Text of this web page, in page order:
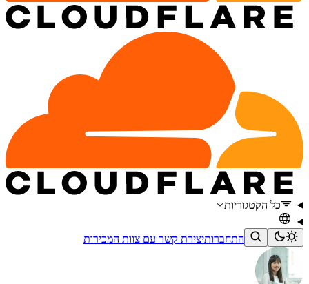
כל הקטגוריות
התחברותיצירת קשר עם צוות המכירות